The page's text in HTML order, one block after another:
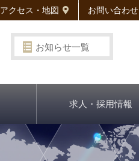
お知らせ一覧
お問い合わせ
アクセス・地図
求人・採用情報